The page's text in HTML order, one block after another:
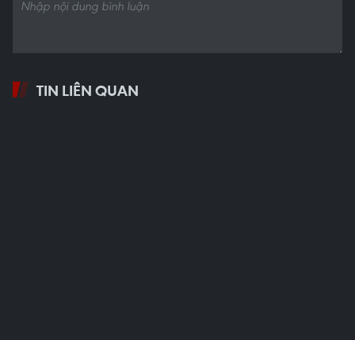
thành Tượng đài “Bác Hồ ở Tân Trào” tại xã Tân Trào, tỉnh
thành Tượng đài “Bác Hồ ở Tân Trào” tại xã Tân Trào, tỉnh